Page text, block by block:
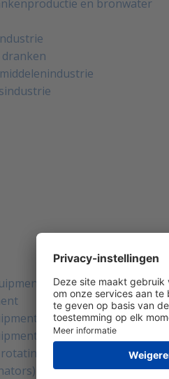
en bronwater
equipment
voor rotating equipment